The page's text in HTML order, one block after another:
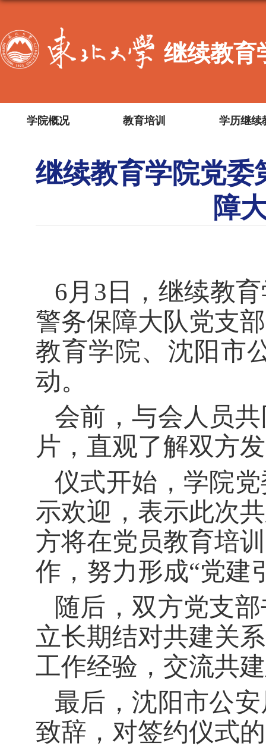
继续教育
学院概况 教育培训 学历继续
继续教育学院党委
障
6月3日，继续教
警务保障大队党支
教育学院、沈阳市
动。
会前，与会人员
片，直观了解双方
仪式开始，学院
示欢迎，表示此次
方将在党员教育培
作，努力形成“党建
随后，双方党支
立长期结对共建关
工作经验，交流共
最后，沈阳市公
致辞，对签约仪式